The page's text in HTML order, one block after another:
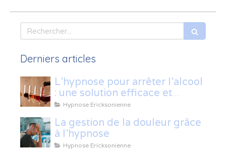
Rechercher
Derniers articles
L’hypnose pour arrêter l’alcool
: une solution efficace et
naturelle
Hypnose Ericksonienne
La gestion de la douleur grâce
à l'hypnose
Hypnose Ericksonienne